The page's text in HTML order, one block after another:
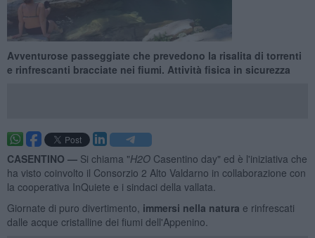
Avventurose passeggiate che prevedono la risalita di torrenti
e rinfrescanti bracciate nei fiumi. Attività fisica in sicurezza
CASENTINO — Si chiama "H2O Casentino day" ed è l'iniziativa che
ha visto coinvolto il Consorzio 2 Alto Valdarno in collaborazione con
la cooperativa InQuiete e i sindaci della vallata.
Giornate di puro divertimento, immersi nella natura e rinfrescati
dalle acque cristalline dei fiumi dell'Appenino.